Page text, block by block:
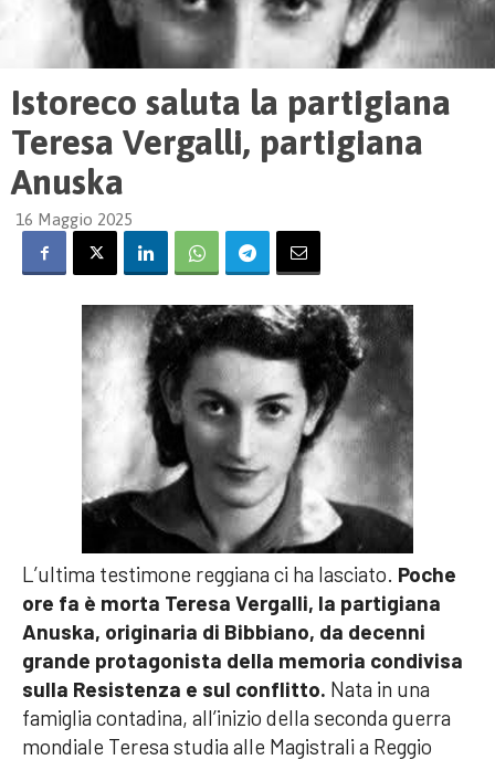
Istoreco saluta la partigiana
Teresa Vergalli, partigiana
Anuska
16 Maggio 2025
L’ultima testimone reggiana ci ha lasciato. Poche
ore fa è morta Teresa Vergalli, la partigiana
Anuska, originaria di Bibbiano, da decenni
grande protagonista della memoria condivisa
sulla Resistenza e sul conflitto. Nata in una
famiglia contadina, all’inizio della seconda guerra
mondiale Teresa studia alle Magistrali a Reggio